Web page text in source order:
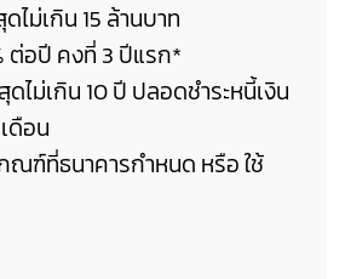
ไม่เกิน 15 ล้านบาท
ต่อปี คงที่ 3 ปีแรก*
ไม่เกิน 10 ปี ปลอดชำระหนี้เงิน
ดือน
ณฑ์ที่ธนาคารกำหนด หรือใช้